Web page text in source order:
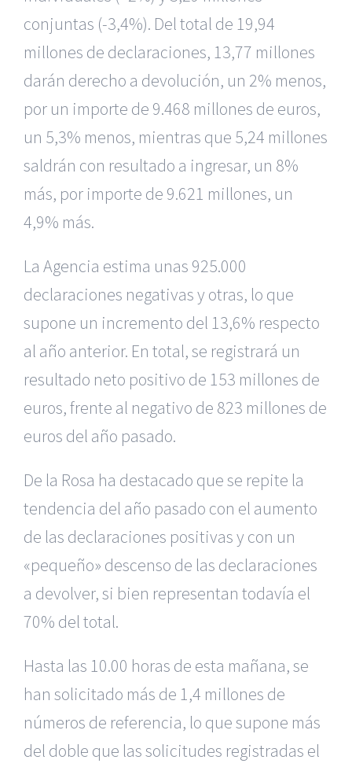
conjuntas (-3,4%). Del total de 19,94
millones de declaraciones, 13,77 millones
darán derecho a devolución, un 2% menos,
por un importe de 9.468 millones de euros,
un 5,3% menos, mientras que 5,24 millones
saldrán con resultado a ingresar, un 8%
más, por importe de 9.621 millones, un
4,9% más.
La Agencia estima unas 925.000
declaraciones negativas y otras, lo que
supone un incremento del 13,6% respecto
al año anterior. En total, se registrará un
resultado neto positivo de 153 millones de
euros, frente al negativo de 823 millones de
euros del año pasado.
De la Rosa ha destacado que se repite la
tendencia del año pasado con el aumento
de las declaraciones positivas y con un
«pequeño» descenso de las declaraciones
a devolver, si bien representan todavía el
70% del total.
Hasta las 10.00 horas de esta mañana, se
han solicitado más de 1,4 millones de
números de referencia, lo que supone más
del doble que las solicitudes registradas el